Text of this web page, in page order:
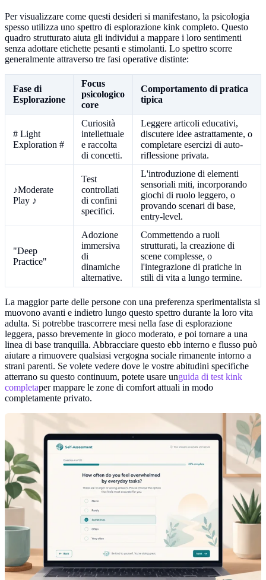
Per visualizzare come questi desideri si manifestano, la psicologia
spesso utilizza uno spettro di esplorazione kink completo. Questo
quadro strutturato aiuta gli individui a mappare i loro sentimenti
senza adottare etichette pesanti e stimolanti. Lo spettro scorre
generalmente attraverso tre fasi operative distinte:
Fase di
Esplorazione
Focus
psicologico
core
Comportamento di pratica
tipica
# Light
Exploration #
Curiosità
intellettuale
e raccolta
di concetti.
Leggere articoli educativi,
discutere idee astrattamente, o
completare esercizi di auto-
riflessione privata.
♪Moderate
Play ♪
Test
controllati
di confini
specifici.
L'introduzione di elementi
sensoriali miti, incorporando
giochi di ruolo leggero, o
provando scenari di base,
entry-level.
"Deep
Practice"
Adozione
immersiva
di
dinamiche
alternative.
Commettendo a ruoli
strutturati, la creazione di
scene complesse, o
l'integrazione di pratiche in
stili di vita a lungo termine.
La maggior parte delle persone con una preferenza sperimentalista si
muovono avanti e indietro lungo questo spettro durante la loro vita
adulta. Si potrebbe trascorrere mesi nella fase di esplorazione
leggera, passo brevemente in gioco moderato, e poi tornare a una
linea di base tranquilla. Abbracciare questo ebb interno e flusso può
aiutare a rimuovere qualsiasi vergogna sociale rimanente intorno a
strani parenti. Se volete vedere dove le vostre abitudini specifiche
atterrano su questo continuum, potete usare unguida di test kink
completaper mappare le zone di comfort attuali in modo
completamente privato.